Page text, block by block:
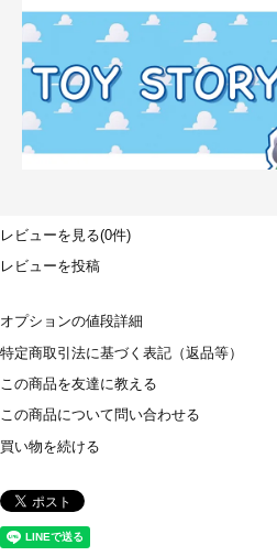
レビューを見る(0件)
レビューを投稿
オプションの値段詳細
特定商取引法に基づく表記（返品等）
この商品を友達に教える
この商品について問い合わせる
買い物を続ける